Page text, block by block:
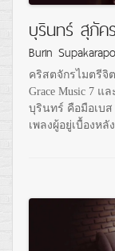
บุรินทร์ สุภัค
Burin
คริสตจักรไมตรีจิต
Grace Music 7 แ
บุรินทร์ คือมือเบส
เพลงผู้อยู่เบื้องหลั